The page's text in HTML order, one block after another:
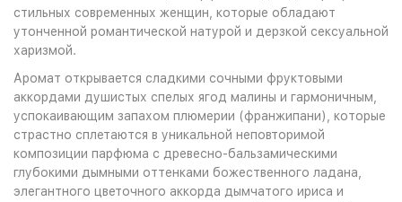
стильных современных женщин, которые обладают
утонченной романтической натурой и дерзкой сексуальной
харизмой.
Аромат открывается сладкими сочными фруктовыми
аккордами душистых спелых ягод малины и гармоничным,
успокаивающим запахом плюмерии (франжипани), которые
страстно сплетаются в уникальной неповторимой
композиции парфюма с древесно-бальзамическими
глубокими дымными оттенками божественного ладана,
элегантного цветочного аккорда дымчатого ириса и